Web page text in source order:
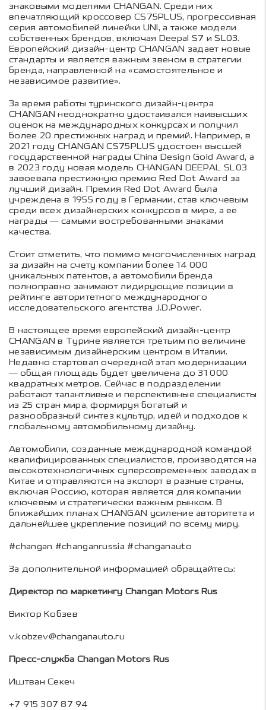
знаковыми моделями CHANGAN. Среди них
впечатляющий кроссовер CS75PLUS, прогрессивная
серия автомобилей линейки UNI, а также модели
собственных брендов, включая Deepal S7 и SL03.
Европейский дизайн-центр CHANGAN задает новые
стандарты и является важным звеном в стратегии
бренда, направленной на «самостоятельное и
независимое развитие».
За время работы туринского дизайн-центра
CHANGAN неоднократно удостаивался наивысших
оценок на международных конкурсах и получил
более 20 престижных наград и премий. Например, в
2021 году CHANGAN CS75PLUS удостоен высшей
государственной награды China Design Gold Award, а
в 2023 году новая модель CHANGAN DEEPAL SL03
завоевала престижную премию Red Dot Award за
лучший дизайн. Премия Red Dot Award была
учреждена в 1955 году в Германии, став ключевым
среди всех дизайнерских конкурсов в мире, а ее
награды — самыми востребованными знаками
качества.
Стоит отметить, что помимо многочисленных наград
за дизайн на счету компании более 14 000
уникальных патентов, а автомобили бренда
полноправно занимают лидирующие позиции в
рейтинге авторитетного международного
исследовательского агентства J.D.Power.
В настоящее время европейский дизайн-центр
CHANGAN в Турине является третьим по величине
независимым дизайнерским центром в Италии.
Недавно стартовал очередной этап модернизации
— общая площадь будет увеличена до 31 000
квадратных метров. Сейчас в подразделении
работают талантливые и перспективные специалисты
из 25 стран мира, формируя богатый и
разнообразный синтез культур, идей и подходов к
глобальному автомобильному дизайну.
Автомобили, созданные международной командой
квалифицированных специалистов, производятся на
высокотехнологичных суперсовременных заводах в
Китае и отправляются на экспорт в разные страны,
включая Россию, которая является для компании
ключевым и стратегически важным рынком. В
ближайших планах CHANGAN усиление авторитета и
дальнейшее укрепление позиций по всему миру.
#changan #changanrussia #changanauto
За дополнительной информацией обращайтесь:
Директор по маркетингу Changan Motors Rus
Виктор Кобзев
v.kobzev@changanauto.ru
Пресс-служба Changan Motors Rus
Иштван Секеч
+7 915 307 87 94